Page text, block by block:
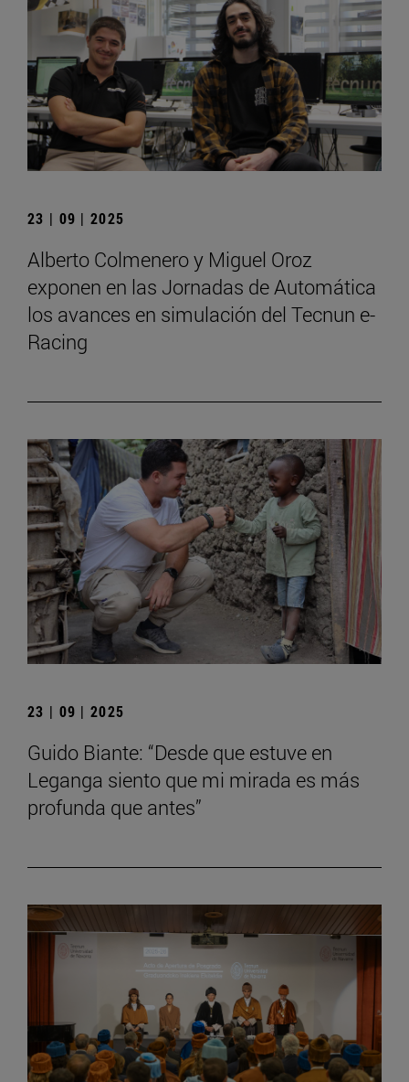
23 | 09 | 2025
Alberto Colmenero y Miguel Oroz
exponen en las Jornadas de Automática
los avances en simulación del Tecnun e-
Racing
23 | 09 | 2025
Guido Biante: “Desde que estuve en
Leganga siento que mi mirada es más
profunda que antes”